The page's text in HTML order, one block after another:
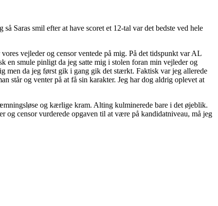
Saras smil efter at have scoret et 12-tal var det bedste ved hele
vejleder og censor ventede på mig. På det tidspunkt var AL
en smule pinligt da jeg satte mig i stolen foran min vejleder og
men da jeg først gik i gang gik det stærkt. Faktisk var jeg allerede
står og venter på at få sin karakter. Jeg har dog aldrig oplevet at
og kærlige kram. Alting kulminerede bare i det øjeblik.
censor vurderede opgaven til at være på kandidatniveau, må jeg